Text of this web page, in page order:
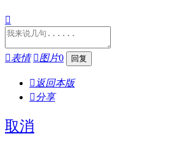

表情 图片0
返回本版
分享
取消